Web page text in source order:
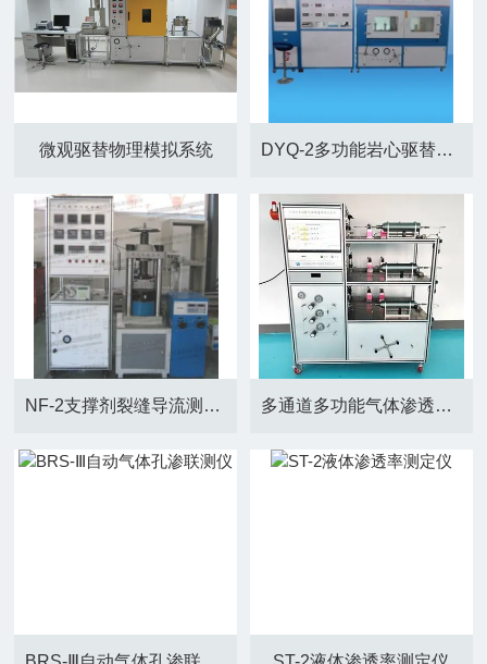
微观驱替物理模拟系统 DYQ-2多功能岩心驱替装置
NF-2支撑剂裂缝导流测试系统 多通道多功能气体渗透率测试系统